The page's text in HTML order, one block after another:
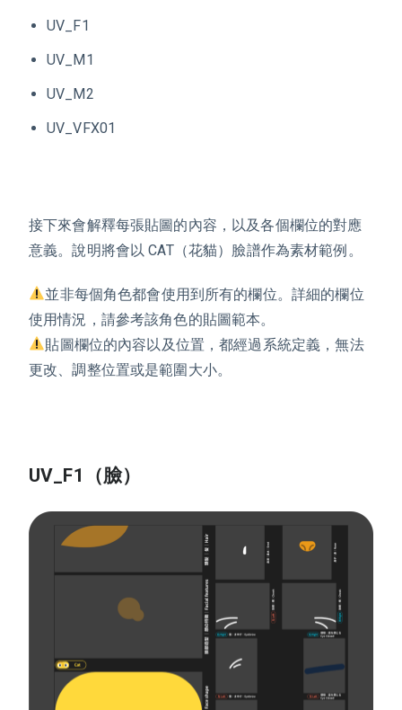
UV_F1
UV_M1
UV_M2
UV_VFX01
接下來會解釋每張貼圖的內容，以及各個欄位的對應
意義。說明將會以 CAT（花貓）臉譜作為素材範例。
️並非每個角色都會使用到所有的欄位。詳細的欄位
使用情況，請參考該角色的貼圖範本。
️貼圖欄位的內容以及位置，都經過系統定義，無法
更改、調整位置或是範圍大小。
UV_F1（臉）